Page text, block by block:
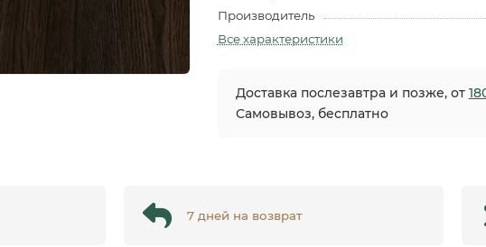
Производитель
Все характеристики
Доставка послезавтра и позже, от
Самовывоз, бесплатно
7 дней на возврат